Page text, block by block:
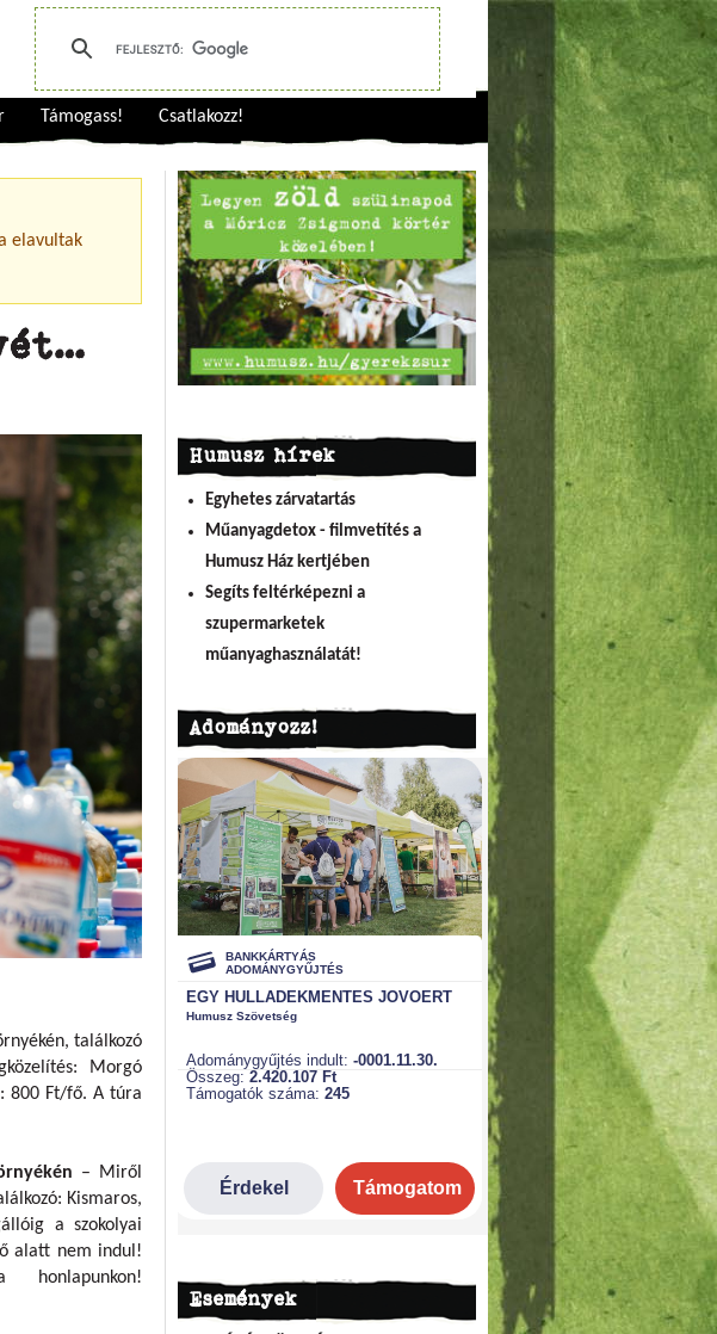
Támogass! Csatlakozz!
elavultak
találkozó
Morgó
800 Ft/fő. A túra
– Miről
Kismaros,
a szokolyai
alatt nem indul!
Humusz hírek
Egyhetes zárvatartás
Műanyagdetox - filmvetítés a
Humusz Ház kertjében
Segíts feltérképezni a
szupermarketek
műanyaghasználatát!
Adományozz!
Események